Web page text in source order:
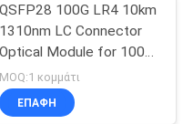
QSFP28 100G LR4 10km
1310nm LC Connector
Optical Module for 100G
QSFP28 Transceiver
MOQ:1 κομμάτι
ΕΠΑΦΉ